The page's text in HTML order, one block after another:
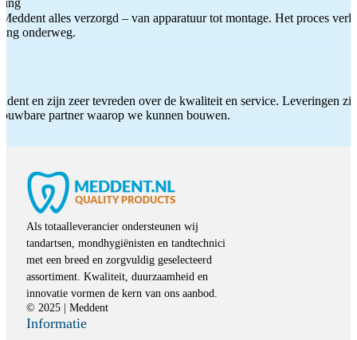
alles verzorgd – van apparatuur tot montage. Het proces
onderweg.
en zijn zeer tevreden over de kwaliteit en service. Leveringen
partner waarop we kunnen bouwen.
Als totaalleverancier ondersteunen wij
tandartsen, mondhygiënisten en tandtechnici
met een breed en zorgvuldig geselecteerd
assortiment. Kwaliteit, duurzaamheid en
innovatie vormen de kern van ons aanbod.
© 2025 | Meddent
Informatie